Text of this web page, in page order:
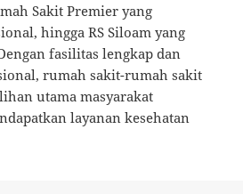
Sakit Premier yang
hingga RS Siloam yang
fasilitas lengkap dan
rumah sakit-rumah sakit
utama masyarakat
layanan kesehatan